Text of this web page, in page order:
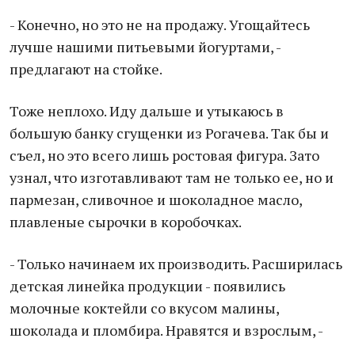
- Конечно, но это не на продажу. Угощайтесь
лучше нашими питьевыми йогуртами, -
предлагают на стойке.
Тоже неплохо. Иду дальше и утыкаюсь в
большую банку сгущенки из Рогачева. Так бы и
съел, но это всего лишь ростовая фигура. Зато
узнал, что изготавливают там не только ее, но и
пармезан, сливочное и шоколадное масло,
плавленые сырочки в коробочках.
- Только начинаем их производить. Расширилась
детская линейка продукции - появились
молочные коктейли со вкусом малины,
шоколада и пломбира. Нравятся и взрослым, -